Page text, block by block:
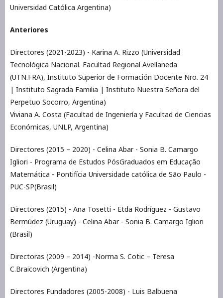
Universidad Católica Argentina)
Anteriores
Directores (2021-2023) - Karina A. Rizzo (Universidad
Tecnológica Nacional. Facultad Regional Avellaneda
(UTN.FRA), Instituto Superior de Formación Docente Nro. 24
| Instituto Sagrada Familia | Instituto Nuestra Señora del
Perpetuo Socorro, Argentina)
Viviana A. Costa (Facultad de Ingeniería y Facultad de Ciencias
Económicas, UNLP, Argentina)
Directores (2015 – 2020) - Celina Abar - Sonia B. Camargo
Igliori - Programa de Estudos PósGraduados em Educação
Matemática - Pontifícia Universidade católica de São Paulo -
PUC-SP(Brasil)
Directores (2015) - Ana Tosetti - Etda Rodríguez - Gustavo
Bermúdez (Uruguay) - Celina Abar - Sonia B. Camargo Igliori
(Brasil)
Directoras (2009 – 2014) -Norma S. Cotic – Teresa
C.Braicovich (Argentina)
Directores Fundadores (2005-2008) - Luis Balbuena